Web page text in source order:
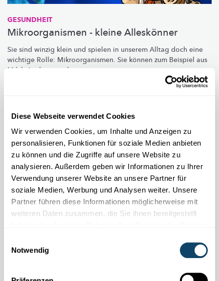
Diese Webseite verwendet Cookies
Wir verwenden Cookies, um Inhalte und Anzeigen zu
personalisieren, Funktionen für soziale Medien anbieten
zu können und die Zugriffe auf unsere Website zu
analysieren. Außerdem geben wir Informationen zu Ihrer
Verwendung unserer Website an unsere Partner für
soziale Medien, Werbung und Analysen weiter. Unsere
Partner führen diese Informationen möglicherweise mit
weiteren Daten zusammen, die Sie ihnen bereitgestellt
Notwendig
GESUNDHEIT
Mikroorganismen - kleine Alleskönner
Sie sind winzig klein und spielen in unserem Alltag doch eine
wichtige Rolle: Mikroorganismen. Sie können zum Beispiel aus
Milch Joghurt machen.
WELTALL
Satelliten sind Erd-Begleiter im Weltall
Hunderte von Satelliten kreisen um die Erde. Aber wozu sind